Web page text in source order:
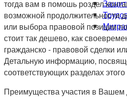
тогда вам в помошь роздел
возможной продолжительности
или выбора правовой позиции
стоит так дешево, как
гражданско - правовой сделки
Детальную информацию,
соответствующих разделах этого
Преимущества участия в Вашем